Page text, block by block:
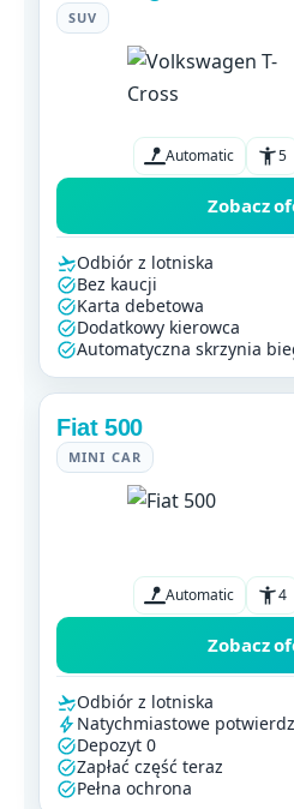
SUV
Automatic 5
Zobacz
Odbiór z lotniska
Bez kaucji
Karta debetowa
Dodatkowy kierowca
Automatyczna skrzynia
Fiat 500
MINI CAR
Automatic 4
Zobacz
Odbiór z lotniska
Natychmiastowe
Depozyt 0
Zapłać część teraz
Pełna ochrona